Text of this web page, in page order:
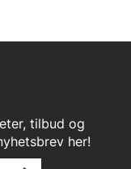
tilbud og
her!